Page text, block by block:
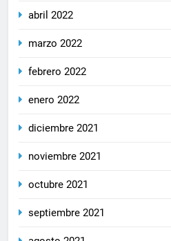
abril 2022
marzo 2022
febrero 2022
enero 2022
diciembre 2021
noviembre 2021
octubre 2021
septiembre 2021